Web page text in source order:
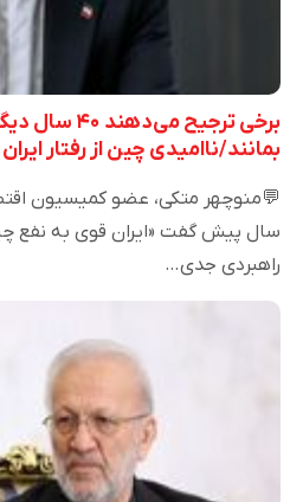
برخی ترجیح
بمانند/ناامیدی چین از رفتار ایران
سال پیش گفت «ایران قوی به نفع
راهبردی جدی…